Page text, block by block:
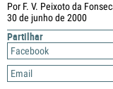
Por F. V. Peixoto da
30 de junho de 2000
Partilhar
Facebook
Email